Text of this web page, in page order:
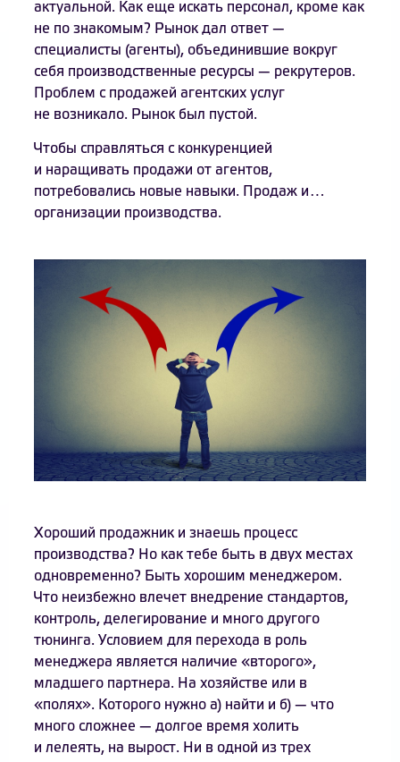
актуальной. Как еще искать персонал, кроме как
не по знакомым? Рынок дал ответ —
специалисты (агенты), объединившие вокруг
себя производственные ресурсы — рекрутеров.
Проблем с продажей агентских услуг
не возникало. Рынок был пустой.
Чтобы справляться с конкуренцией
и наращивать продажи от агентов,
потребовались новые навыки. Продаж и…
организации производства.
Хороший продажник и знаешь процесс
производства? Но как тебе быть в двух местах
одновременно? Быть хорошим менеджером.
Что неизбежно влечет внедрение стандартов,
контроль, делегирование и много другого
тюнинга. Условием для перехода в роль
менеджера является наличие «второго»,
младшего партнера. На хозяйстве или в
«полях». Которого нужно а) найти и б) — что
много сложнее — долгое время холить
и лелеять, на вырост. Ни в одной из трех